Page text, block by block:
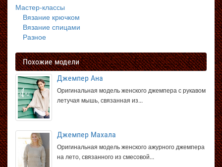
Мастер-классы
Вязание крючком
Вязание спицами
Разное
Похожие модели
Джемпер Ана
Оригинальная модель женского джемпера с рукавом
летучая мышь, связанная из...
Джемпер Махала
Оригинальная модель женского ажурного джемпера
на лето, связанного из смесовой...